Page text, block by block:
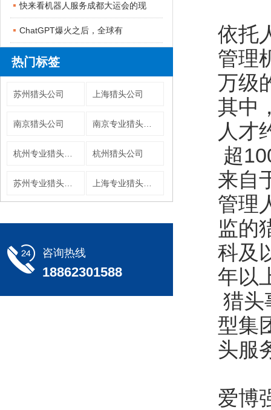
快来看机器人服务成都大运会的现
ChatGPT爆火之后，全球有
热门标签
苏州猎头公司 上海猎头公司
南京猎头公司
杭州猎头公司
咨询热线
18862301588
依托
管理
万级
其中
人才
超
来自
管理
监的
科及
年以
猎头
型集
头服
爱博